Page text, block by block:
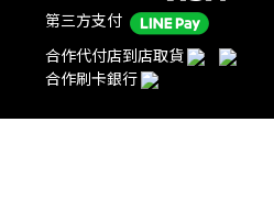
第三方支付
合作代付店到店取貨
合作刷卡銀行